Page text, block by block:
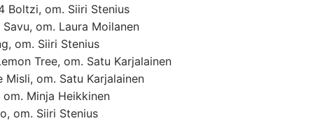
Boltzi, om. Siiri Stenius
om. Laura Moilanen
om. Siiri Stenius
Tree, om. Satu Karjalainen
Misli, om. Satu Karjalainen
Minja Heikkinen
om. Siiri Stenius